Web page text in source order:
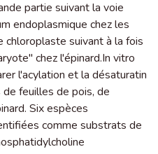
partie suivant la voie
endoplasmique chez les
suivant à la fois
chez l'épinard.In vitro
l'acylation et la désaturatin
feuilles de pois, de
Six espèces
comme substrats de